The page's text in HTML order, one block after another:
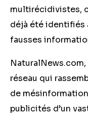
multirécidivistes,
déjà été identifiés
fausses
réseau qui
de
publicités d’un